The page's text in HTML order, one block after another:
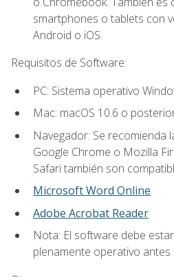
smartphones o tablets con
Android o iOS.
Requisitos de Software:
PC: Sistema operativo
Mac: macOS 10.6 o
Navegador: Se recomienda
Google Chrome o Mozilla
Safari también son
Microsoft Word Online
Adobe Acrobat Reader
Nota: El software debe
plenamente operativo antes